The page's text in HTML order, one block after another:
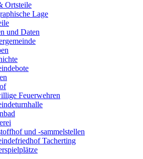
Ortsteile
Lage
und Daten
Feuerwehren
und -sammelstellen
Tacherting